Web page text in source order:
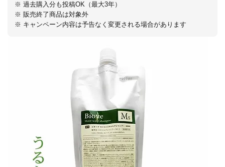
※ 過去購入分も投稿OK（最大3年）
※ 販売終了商品は対象外
※ キャンペーン内容は予告なく変更される場合があります